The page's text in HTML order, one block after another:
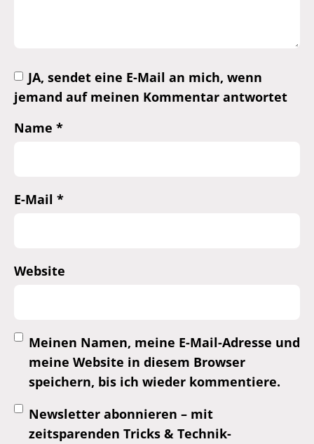
JA, sendet eine E-Mail an mich, wenn
jemand auf meinen Kommentar antwortet
Name *
E-Mail *
Website
Meinen Namen, meine E-Mail-Adresse und
meine Website in diesem Browser
speichern, bis ich wieder kommentiere.
Newsletter abonnieren – mit
zeitsparenden Tricks & Technik-